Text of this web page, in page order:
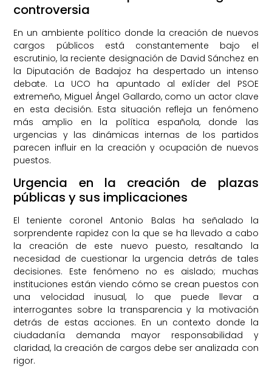
controversia
En un ambiente político donde la creación de nuevos
cargos públicos está constantemente bajo el
escrutinio, la reciente designación de David Sánchez en
la Diputación de Badajoz ha despertado un intenso
debate. La UCO ha apuntado al exlíder del PSOE
extremeño, Miguel Ángel Gallardo, como un actor clave
en esta decisión. Esta situación refleja un fenómeno
más amplio en la política española, donde las
urgencias y las dinámicas internas de los partidos
parecen influir en la creación y ocupación de nuevos
puestos.
Urgencia en la creación de plazas
públicas y sus implicaciones
El teniente coronel Antonio Balas ha señalado la
sorprendente rapidez con la que se ha llevado a cabo
la creación de este nuevo puesto, resaltando la
necesidad de cuestionar la urgencia detrás de tales
decisiones. Este fenómeno no es aislado; muchas
instituciones están viendo cómo se crean puestos con
una velocidad inusual, lo que puede llevar a
interrogantes sobre la transparencia y la motivación
detrás de estas acciones. En un contexto donde la
ciudadanía demanda mayor responsabilidad y
claridad, la creación de cargos debe ser analizada con
rigor.